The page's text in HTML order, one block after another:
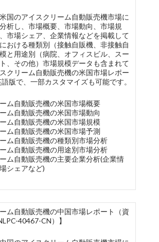
国のアイスクリーム自動販売機市場に
析し、市場概要、市場動向、市場規
市場シェア、企業情報などを掲載して
おける種類別（接触自販機、非接触自
と用途別（病院、オフィスビル、スー
、その他）市場規模データも含まれて
クリーム自動販売機の米国市場レポー
版で、一部カスタマイズも可能です。
ム自動販売機の米国市場概要
ム自動販売機の米国市場動向
ム自動販売機の米国市場規模
ム自動販売機の米国市場予測
ム自動販売機の種類別市場分析
ム自動販売機の用途別市場分析
ム自動販売機の主要企業分析(企業情
シェアなど)
ーム自動販売機の中国市場レポート（資
40467-CN）】